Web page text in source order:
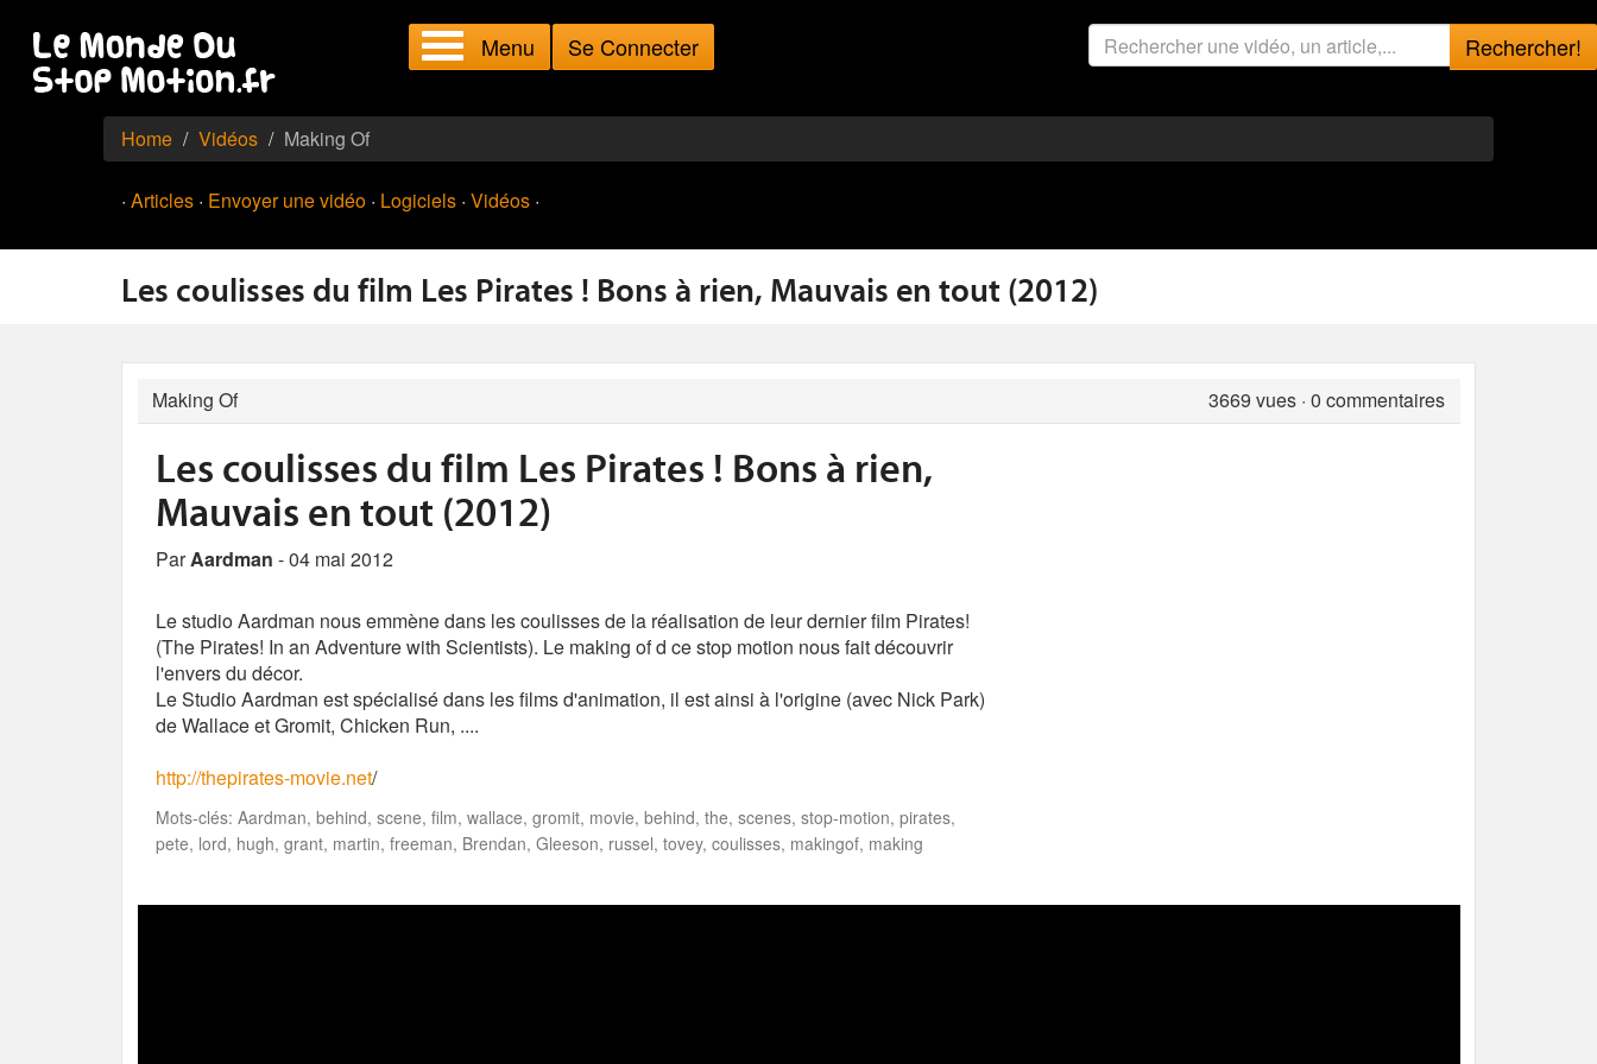
Menu Se Connecter Rechercher!
Home Vidéos Making Of
· Articles · Envoyer une vidéo · Logiciels · Vidéos ·
Les coulisses du film Les Pirates ! Bons à rien, Mauvais en tout (2012)
Making Of 3669 vues · 0 commentaires
Les coulisses du film Les Pirates ! Bons à rien,
Mauvais en tout (2012)
ParAardman - 04 mai 2012
Le studio Aardman nous emmène dans les coulisses de la réalisation de leur dernier film Pirates!
(The Pirates! In an Adventure with Scientists). Le making of d ce stop motion nous fait découvrir
l'envers du décor.
Le Studio Aardman est spécialisé dans les films d'animation, il est ainsi à l'origine (avec Nick Park)
de Wallace et Gromit, Chicken Run, ....
http://thepirates-movie.net/
Mots-clés: Aardman, behind, scene, film, wallace, gromit, movie, behind, the, scenes, stop-motion, pirates,
pete, lord, hugh, grant, martin, freeman, Brendan, Gleeson, russel, tovey, coulisses, makingof, making